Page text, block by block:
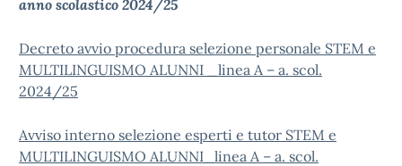
anno scolastico 2024/25
Decreto avvio procedura selezione personale STEM e
MULTILINGUISMO ALUNNI _linea A – a. scol.
2024/25
Avviso interno selezione esperti e tutor STEM e
MULTILINGUISMO ALUNNI_linea A – a. scol.